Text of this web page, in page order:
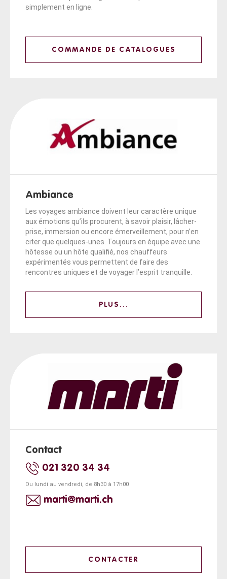
simplement en ligne.
COMMANDE DE CATALOGUES
Ambiance
Les voyages ambiance doivent leur caractère unique
aux émotions qu’ils procurent, à savoir plaisir, lâcher-
prise, immersion ou encore émerveillement, pour n’en
citer que quelques-unes. Toujours en équipe avec une
hôtesse ou un hôte qualifié, nos chauffeurs
expérimentés vous permettent de faire des
rencontres uniques et de voyager l’esprit tranquille.
PLUS...
Contact
021 320 34 34
Du lundi au vendredi, de 8h30 à 17h00
marti@marti.ch
CONTACTER